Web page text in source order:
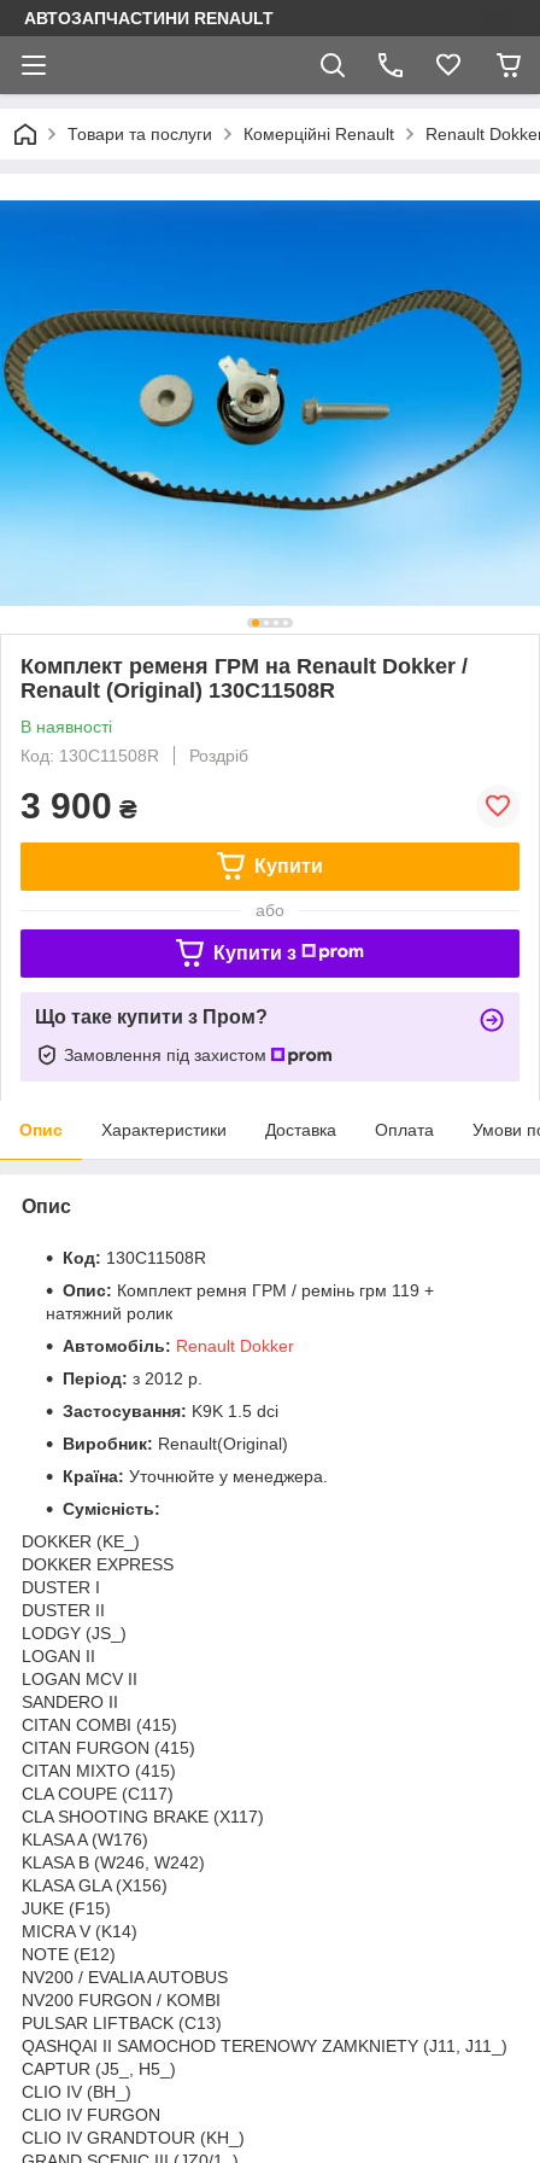
АВТОЗАПЧАСТИНИ RENAULT
Товари та послуги Комерційні Renault Renault
Комплект ременя ГРМ на Renault Dokker /
Renault (Original) 130C11508R
В наявності
Код: 130C11508R
Роздріб
3 900 ₴
Купити
або
Купити з
Що таке купити з Пром?
Замовлення під захистом
Опис Характеристики Доставка Оплата Умови
Опис
Код: 130C11508R
Опис: Комплект ремня ГРМ / ремінь грм 119 +
натяжний ролик
Автомобіль: Renault Dokker
Період: з 2012 р.
Застосування: K9K 1.5 dci
Виробник: Renault(Original)
Країна: Уточнюйте у менеджера.
Сумісність:
DOKKER (KE_)
DOKKER EXPRESS
DUSTER І
DUSTER ІІ
LODGY (JS_)
LOGAN II
LOGAN MCV II
SANDERO II
CITAN COMBI (415)
CITAN FURGON (415)
CITAN MIXTO (415)
CLA COUPE (C117)
CLA SHOOTING BRAKE (X117)
KLASA A (W176)
KLASA B (W246, W242)
KLASA GLA (X156)
JUKE (F15)
MICRA V (K14)
NOTE (E12)
NV200 / EVALIA AUTOBUS
NV200 FURGON / KOMBI
PULSAR LIFTBACK (C13)
QASHQAI II SAMOCHOD TERENOWY ZAMKNIETY (J11, J11_)
CAPTUR (J5_, H5_)
CLIO IV (BH_)
CLIO IV FURGON
CLIO IV GRANDTOUR (KH_)